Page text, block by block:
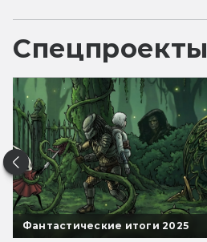
Спецпроекты
Фантастические итоги 2025